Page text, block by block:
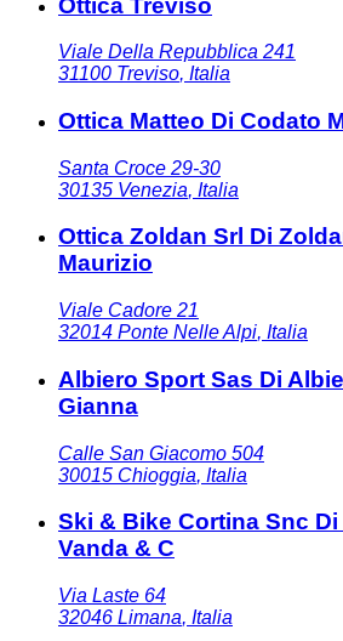
Viale Della Repubblica 241
31100 Treviso, Italia
Ottica Matteo Di Codato
Santa Croce 29-30
30135 Venezia, Italia
Ottica Zoldan Srl Di
Maurizio
Viale Cadore 21
32014 Ponte Nelle Alpi, Italia
Albiero Sport Sas Di
Gianna
Calle San Giacomo 504
30015 Chioggia, Italia
Ski & Bike Cortina Snc Di
Vanda & C
Via Laste 64
32046 Limana, Italia